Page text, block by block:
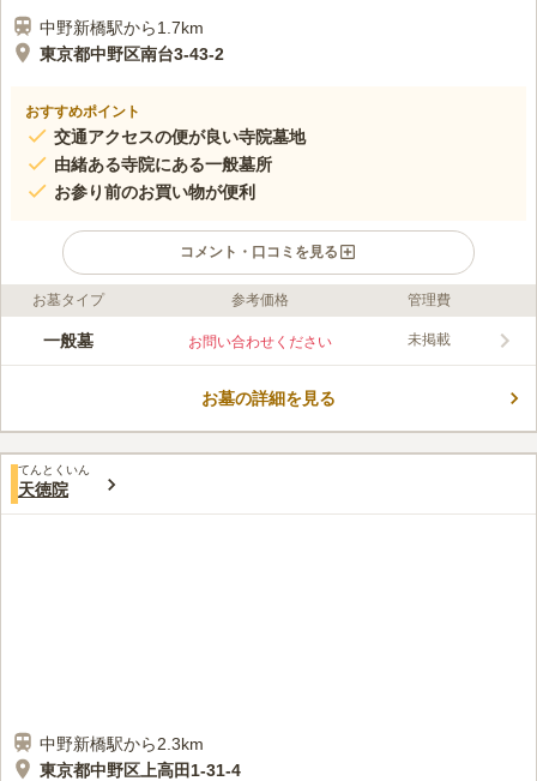
中野新橋駅から1.7km
東京都中野区南台3-43-2
おすすめポイント
交通アクセスの便が良い寺院墓地
由緒ある寺院にある一般墓所
お参り前のお買い物が便利
コメント・口コミを見る
ライフドット編集部のコメント
宝福寺は真言宗豊山派の寺院で、創建年代が不詳ですが古くから
を建立し、如意輪観音像を奉安し、国家安穏をお祈りされ、その
口コミ評価
この霊園はまだ誰からも評価されていません。
お墓タイプ 参考価格 管理費
一般墓 お問い合わせください 未掲載
お墓の詳細を見る
てんとくいん
天徳院
中野新橋駅から2.3km
東京都中野区上高田1-31-4